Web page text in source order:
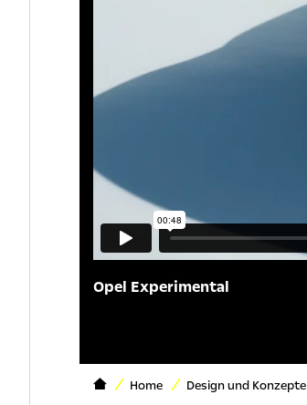
Opel Experimental
Home Design und Konzepte